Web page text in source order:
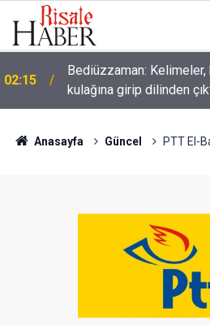
02:15
Bediüzzaman:
kulağına girip dilinden
01:45
Müslümanlardan dilinizi
öldüğünde de
Anasayfa Güncel PTT El-